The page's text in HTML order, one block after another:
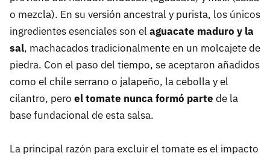
o mezcla). En su versión ancestral y purista, los únicos
ingredientes esenciales son el aguacate maduro y la
sal, machacados tradicionalmente en un molcajete de
piedra. Con el paso del tiempo, se aceptaron añadidos
como el chile serrano o jalapeño, la cebolla y el
cilantro, pero el tomate nunca formó parte de la
base fundacional de esta salsa.
La principal razón para excluir el tomate es el impacto